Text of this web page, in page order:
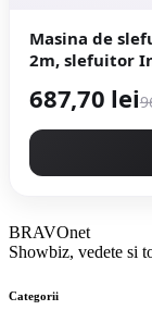
Masina de
2m, slefuitor
687,70 lei
BRAVOnet
Showbiz, vedete si
Categorii